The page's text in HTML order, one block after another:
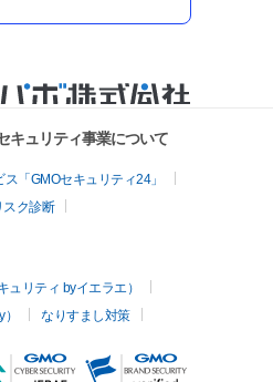
キュリティ事業について
「GMOセキュリティ24」
スク診断
リティ byイエラエ）
なりすまし対策